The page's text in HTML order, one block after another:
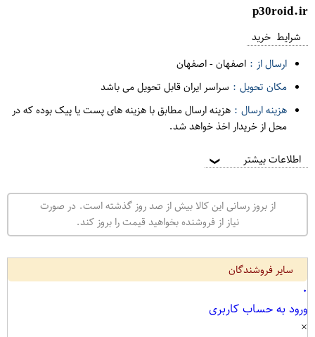
p30roid.ir
شرایط خرید
ارسال از : اصفهان-اصفهان
مکان تحویل : سراسر ایران قابل تحویل می باشد
هزینه ارسال : هزینه ارسال مطابق با هزینه های پست یا پیک بوده که در
محل از خریدار اخذ خواهد شد.
اطلاعات بیشتر ❯
از بروز رسانی این کالا بیش از صد روز گذشته است. در صورت
نیاز از فروشنده بخواهید قیمت را بروز کند.
سایر فروشندگان
۰
ورود به حساب کاربری
×